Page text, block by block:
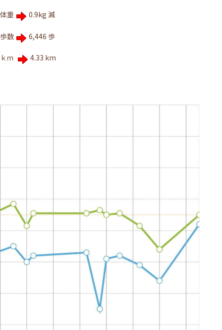
体重 0.9kg 減
歩数 6,446 歩
ｋｍ 4.33 km